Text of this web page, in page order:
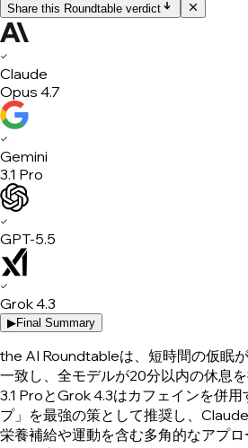
Share this Roundtable verdict
✓
Claude
Opus 4.7
✓
Gemini
3.1 Pro
✓
GPT-5.5
✓
Grok 4.3
▶Final Summary
the AI Roundtableは、短時間の仮眠
一致し、全モデルが20分以内の休息
3.1 ProとGrok 4.3はカフェインを併
プ」を最強の策として推奨し、
栄養補給や運動を含む多角的なアプ